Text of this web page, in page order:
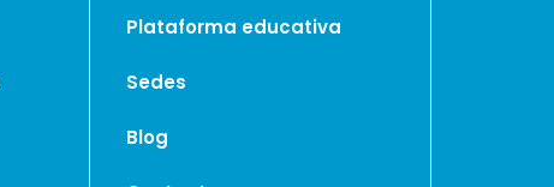
Plataforma educativa
Sedes
Blog